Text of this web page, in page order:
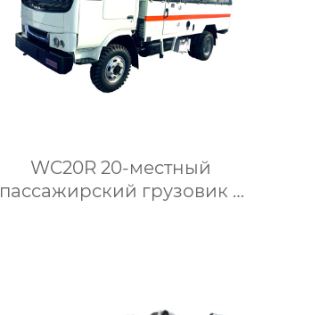
WC20R 20-местный
пассажирский грузовик с